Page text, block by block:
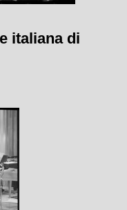
italiana di